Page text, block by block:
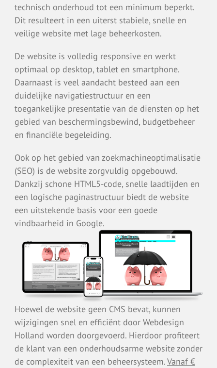
technisch onderhoud tot een minimum beperkt.
Dit resulteert in een uiterst stabiele, snelle en
veilige website met lage beheerkosten.
De website is volledig responsive en werkt
optimaal op desktop, tablet en smartphone.
Daarnaast is veel aandacht besteed aan een
duidelijke navigatiestructuur en een
toegankelijke presentatie van de diensten op het
gebied van beschermingsbewind, budgetbeheer
en financiële begeleiding.
Ook op het gebied van zoekmachineoptimalisatie
(SEO) is de website zorgvuldig opgebouwd.
Dankzij schone HTML5-code, snelle laadtijden en
een logische paginastructuur biedt de website
een uitstekende basis voor een goede
vindbaarheid in Google.
Hoewel de website geen CMS bevat, kunnen
wijzigingen snel en efficiënt door Webdesign
Holland worden doorgevoerd. Hierdoor profiteert
de klant van een onderhoudsarme website zonder
de complexiteit van een beheersysteem.Vanaf €